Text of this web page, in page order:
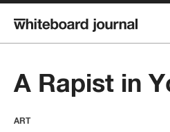
A Rapist in
ART